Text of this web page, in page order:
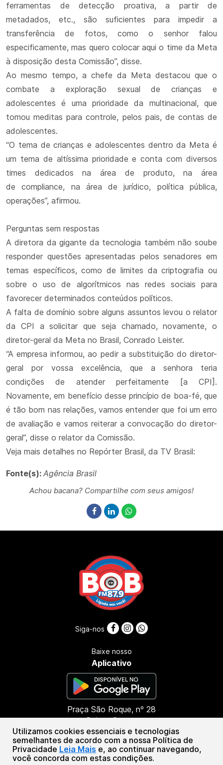
ferramentas de detecção proativa, a partir de
metadados, etc., são suficientes para impedir a
transferência de fotos, como o senhor falou
especificamente, mas quero colocar aqui o time da Meta
à disposição desta Comissão”, disse.
Ao mesmo tempo, a chefe da Meta destacou que o
combate a exploração sexual de crianças e
adolescentes é uma prioridade da multinacional, que
tomou meditas para controle, pelos pais, de contas de
adolescentes.
“O tema de crianças e adolescentes dentro da Meta é
um tema de altíssima prioridade e conta com diversos
times dedicados na área de produto, na área
de compliance, na área de jurídico, política pública,
operações”, afirmou.
Perguntas sem respostas
A diretora da gigante da tecnologia também não soube
responder questões apresentadas pelos senadores em
temas específicos, como de limites da criptografia ou
sobre o uso de algorítmicos nas redes sociais para
favorecer determinados conteúdos políticos.
A falta de domínio sobre alguns assuntos levou o relator
da CPI a solicitar que seja chamado, novamente, o
diretor-geral da Meta no Brasil, Conrado Leister.
“A empresa informou, ao pedir a substituição do diretor-
geral por vossa excelência, que a senhora teria
condições de atender perfeitamente [a CPI].
Novamente, em benefício desse princípio de boa-fé, que
é tão bom nas relações, vamos entender que foi um erro
de avaliação e vamos reiterar a convocação do diretor-
geral”, disse o relator da Comissão.
Veja mais detalhes no Repórter Brasil, da TV Brasil:
Fonte(s): Agência Brasil
Achou bacana? Compartilhe com seus amigos!
Utilizamos cookies essenciais e tecnologias
semelhantes de acordo com a nossa Política de
Privacidade Leia Mais e, ao continuar navegando,
você concorda com estas condições.
Praça São Roque, nº 28
Bairro: Centro
CEP: 45416-000
Presidente Tancredo Neves - BA
(73) 99987-8790
Siga-nos
Baixe nosso
Aplicativo